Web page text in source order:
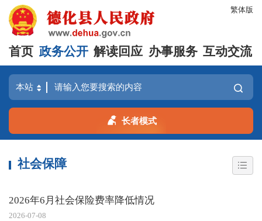
繁体版
首页 政务公开 解读回应 办事服务 互动交流
长者模式
社会保障
2026年6月社会保险费率降低情况
2026-07-08